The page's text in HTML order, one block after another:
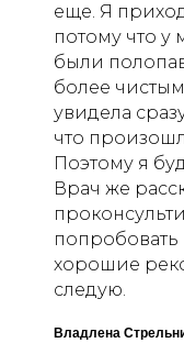
еще. Я
потому что у
были
более чистым
увидела
что
Поэтому я
Врач же
попробовать
хорошие
следую.
Владлена